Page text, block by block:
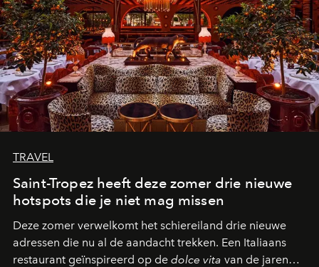
TRAVEL
Saint-Tropez heeft deze zomer drie nieuwe
hotspots die je niet mag missen
Deze zomer verwelkomt het schiereiland drie nieuwe
adressen die nu al de aandacht trekken. Een Italiaans
restaurant geïnspireerd op de dolce vita van de jaren